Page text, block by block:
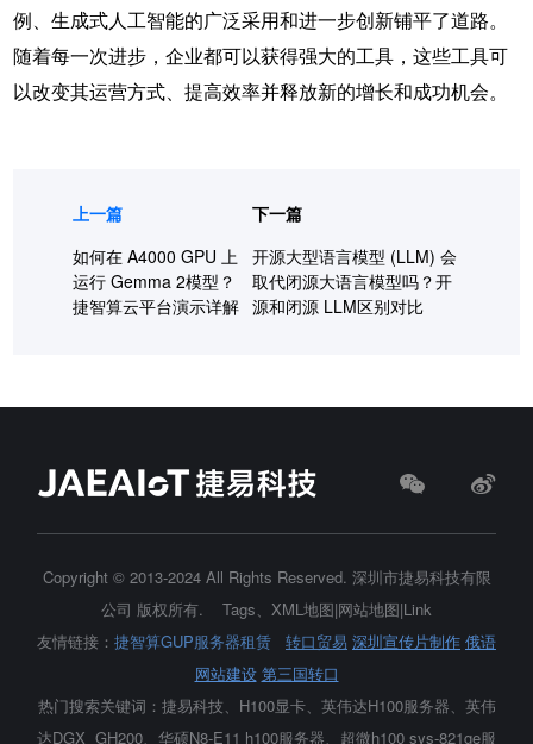
例、生成式人工智能的广泛采用和进一步创新铺平了道路。
随着每一次进步，企业都可以获得强大的工具，这些工具可
以改变其运营方式、提高效率并释放新的增长和成功机会。
上一篇
如何在 A4000 GPU 上
运行 Gemma 2模型？
捷智算云平台演示详解
下一篇
开源大型语言模型 (LLM) 会
取代闭源大语言模型吗？开
源和闭源 LLM区别对比
Copyright © 2013-2024 All Rights Reserved. 深圳市捷易科技有限
公司 版权所有. Tags XML地图|网站地图|Link
友情链接： 捷智算GUP服务器租赁 转口贸易 深圳宣传片制作 俄语
网站建设 第三国转口
热门搜索关键词：捷易科技、H100显卡、 英伟达H100服务器 、英伟
达DGX GH200、华硕N8-E11 h100服务器、超微h100 sys-821ge服